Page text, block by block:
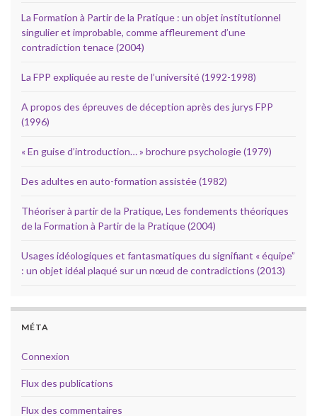
La Formation à Partir de la Pratique : un objet institutionnel
singulier et improbable, comme affleurement d’une
contradiction tenace (2004)
La FPP expliquée au reste de l’université (1992-1998)
A propos des épreuves de déception après des jurys FPP
(1996)
« En guise d’introduction… » brochure psychologie (1979)
Des adultes en auto-formation assistée (1982)
Théoriser à partir de la Pratique, Les fondements théoriques
de la Formation à Partir de la Pratique (2004)
Usages idéologiques et fantasmatiques du signifiant « équipe”
: un objet idéal plaqué sur un nœud de contradictions (2013)
MÉTA
Connexion
Flux des publications
Flux des commentaires